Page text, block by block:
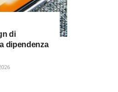
di
dipendenza